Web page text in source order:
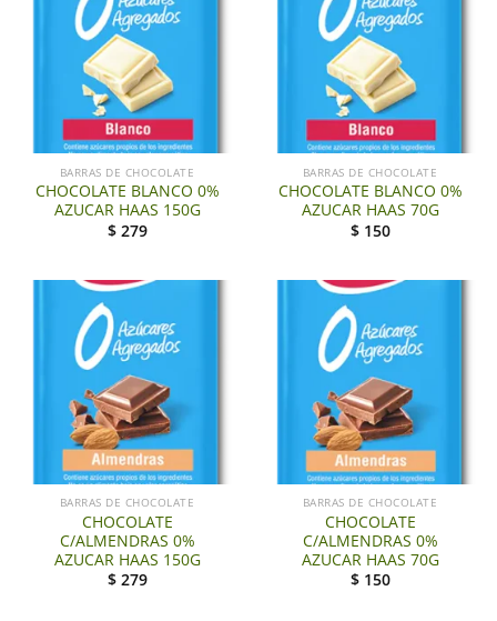
BARRAS DE CHOCOLATE
CHOCOLATE BLANCO 0%
AZUCAR HAAS 150G
$ 279
BARRAS DE CHOCOLATE
CHOCOLATE BLANCO 0%
AZUCAR HAAS 70G
$ 150
BARRAS DE CHOCOLATE
CHOCOLATE
C/ALMENDRAS 0%
AZUCAR HAAS 150G
$ 279
BARRAS DE CHOCOLATE
CHOCOLATE
C/ALMENDRAS 0%
AZUCAR HAAS 70G
$ 150